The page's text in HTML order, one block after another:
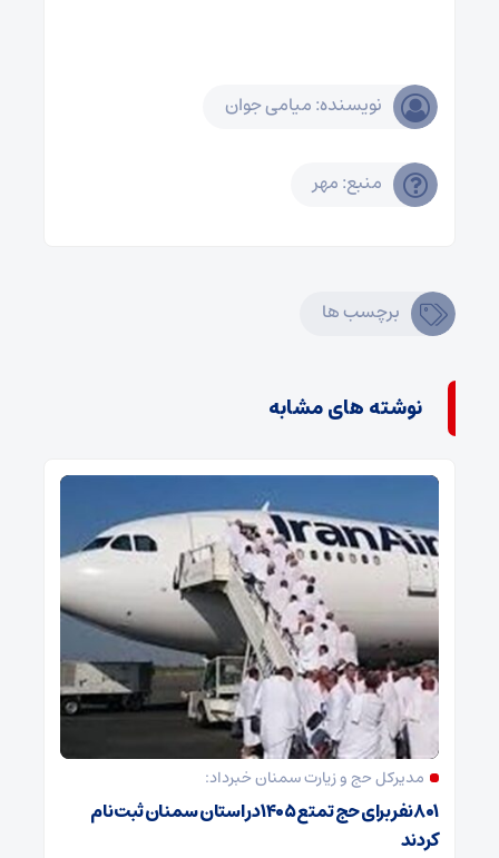
نویسنده: میامی جوان
منبع: مهر
برچسب ها
نوشته های مشابه
مدیرکل حج و زیارت ‌سمنان خبرداد:
۸۰۱ نفر برای حج تمتع ۱۴۰۵ در استان سمنان ثبت نام
کردند